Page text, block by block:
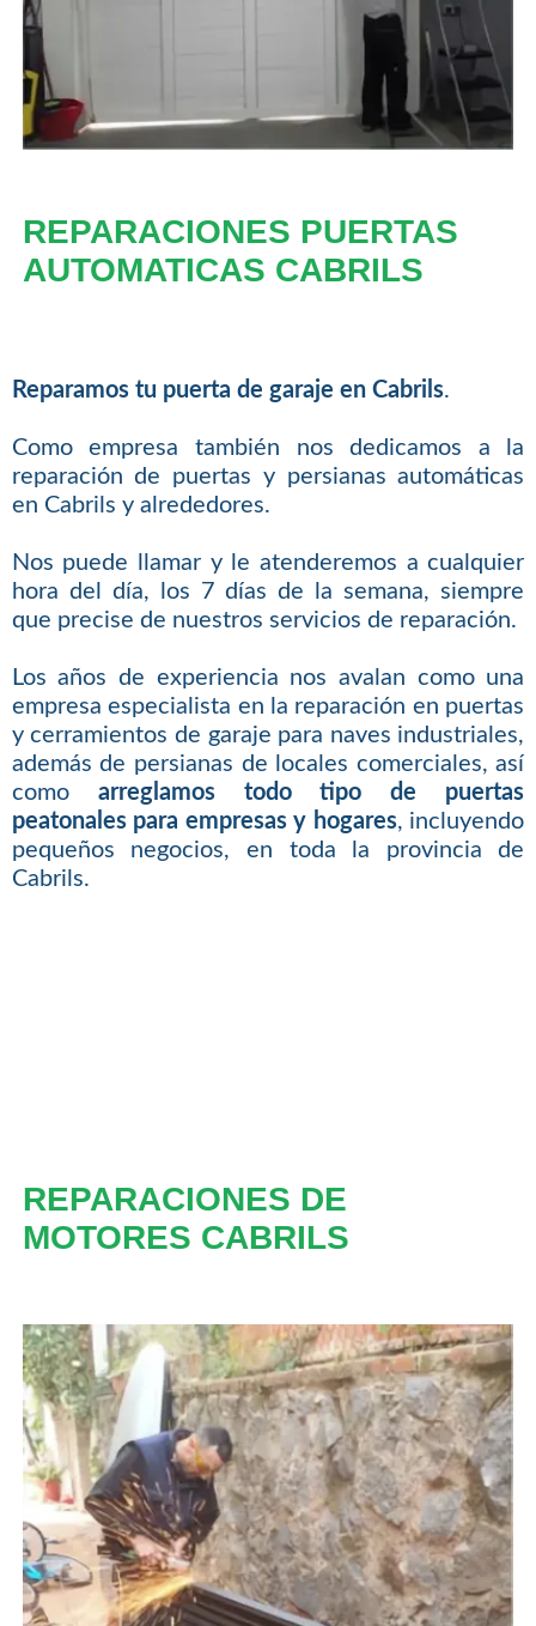
REPARACIONES PUERTAS
AUTOMATICAS CABRILS
Reparamos tu puerta de garaje en Cabrils.
Como empresa también nos dedicamos a la
reparación de puertas y persianas automáticas
en Cabrils y alrededores.
Nos puede llamar y le atenderemos a cualquier
hora del día, los 7 días de la semana, siempre
que precise de nuestros servicios de reparación.
Los años de experiencia nos avalan como una
empresa especialista en la reparación en puertas
y cerramientos de garaje para naves industriales,
además de persianas de locales comerciales, así
como arreglamos todo tipo de puertas
peatonales para empresas y hogares, incluyendo
pequeños negocios, en toda la provincia de
Cabrils.
REPARACIONES DE
MOTORES CABRILS